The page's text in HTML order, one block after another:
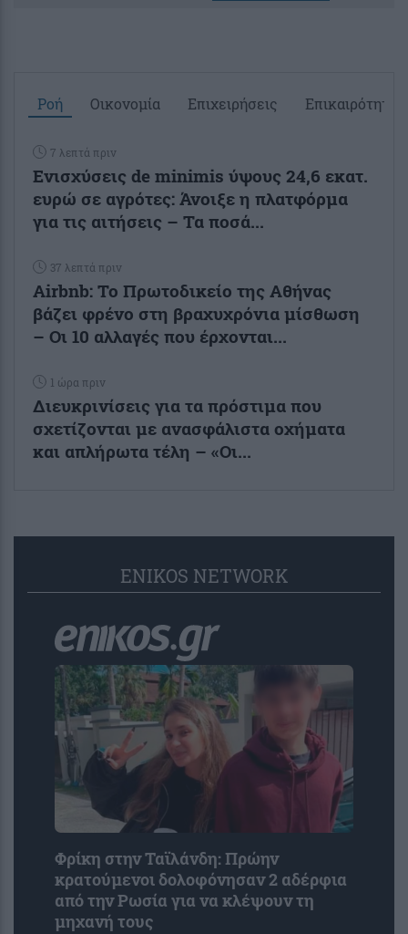
Ροή Οικονομία Επιχειρήσεις Επικαιρότητα
7 λεπτά πριν
Ενισχύσεις de minimis ύψους 24,6 εκατ.
ευρώ σε αγρότες: Άνοιξε η πλατφόρμα
για τις αιτήσεις – Τα ποσά...
37 λεπτά πριν
Airbnb: Το Πρωτοδικείο της Αθήνας
βάζει φρένο στη βραχυχρόνια μίσθωση
– Οι 10 αλλαγές που έρχονται...
1 ώρα πριν
Διευκρινίσεις για τα πρόστιμα που
σχετίζονται με ανασφάλιστα οχήματα
και απλήρωτα τέλη – «Οι...
ENIKOS NETWORK
Φρίκη στην Ταϊλάνδη: Πρώην
κρατούμενοι δολοφόνησαν 2 αδέρφια
από την Ρωσία για να κλέψουν τη
μηχανή τους